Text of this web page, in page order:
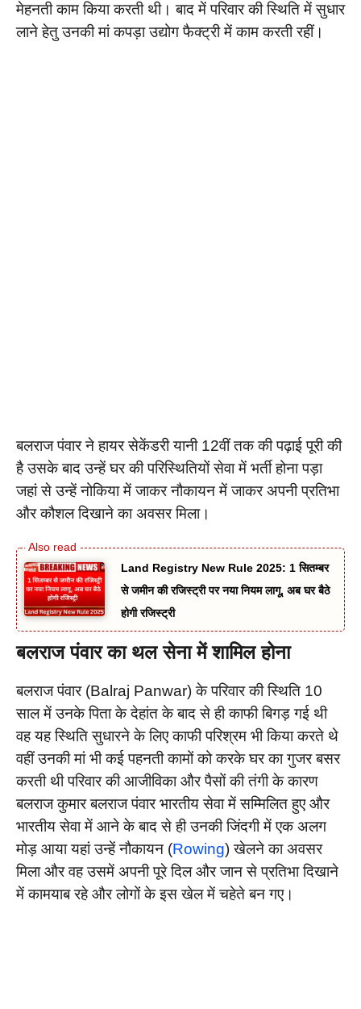
मेहनती काम किया करती थी। बाद में परिवार की स्थिति में सुधार
लाने हेतु उनकी मां कपड़ा उद्योग फैक्ट्री में काम करती रहीं।
बलराज पंवार ने हायर सेकेंडरी यानी 12वीं तक की पढ़ाई पूरी की
है उसके बाद उन्हें घर की परिस्थितियों सेवा में भर्ती होना पड़ा
जहां से उन्हें नोकिया में जाकर नौकायन में जाकर अपनी प्रतिभा
और कौशल दिखाने का अवसर मिला।
Land Registry New Rule 2025: 1 सितम्बर
से जमीन की रजिस्ट्री पर नया नियम लागू, अब घर बैठे
होगी रजिस्ट्री
बलराज पंवार का थल सेना में शामिल होना
बलराज पंवार (Balraj Panwar) के परिवार की स्थिति 10
साल में उनके पिता के देहांत के बाद से ही काफी बिगड़ गई थी
वह यह स्थिति सुधारने के लिए काफी परिश्रम भी किया करते थे
वहीं उनकी मां भी कई पहनती कामों को करके घर का गुजर बसर
करती थी परिवार की आजीविका और पैसों की तंगी के कारण
बलराज कुमार बलराज पंवार भारतीय सेवा में सम्मिलित हुए और
भारतीय सेवा में आने के बाद से ही उनकी जिंदगी में एक अलग
मोड़ आया यहां उन्हें नौकायन (Rowing) खेलने का अवसर
मिला और वह उसमें अपनी पूरे दिल और जान से प्रतिभा दिखाने
में कामयाब रहे और लोगों के इस खेल में चहेते बन गए।